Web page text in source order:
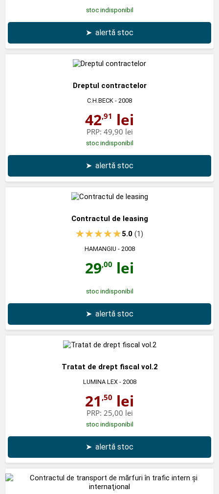
stoc indisponibil
➤ alertă stoc
Dreptul contractelor
C.H.BECK - 2008
42,91 lei
PRP: 49,90 lei
stoc indisponibil
➤ alertă stoc
Contractul de leasing
5.0(1)
HAMANGIU - 2008
29,00 lei
stoc indisponibil
➤ alertă stoc
Tratat de drept fiscal vol.2
LUMINA LEX- 2008
21 ,50 lei
PRP: 25,00 lei
stoc indisponibil
➤ alertă stoc